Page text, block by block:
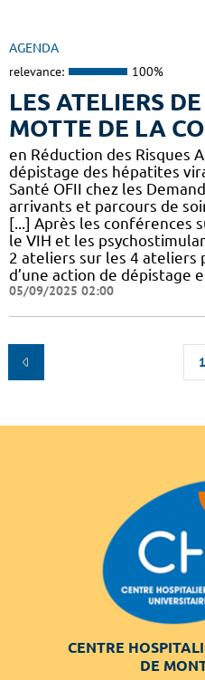
AGENDA
relevance: 100%
LES ATELIERS
MOTTE DE LA
en Réduction des Risques
dépistage des hépatites
Santé OFII chez les
arrivants et parcours de
[...] Après les conférences
le VIH et les
2 ateliers sur les 4 ateliers
d’une action de dépistage
05/09/2025 02:00
1
CENTRE
DE